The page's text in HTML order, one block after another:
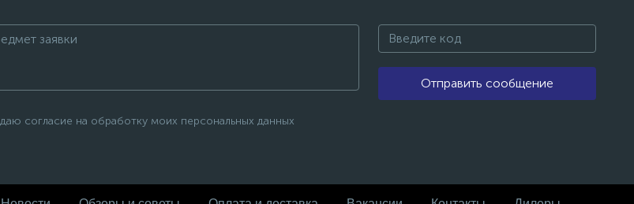
Отправить сообщение
согласие на обработку моих персональных данных